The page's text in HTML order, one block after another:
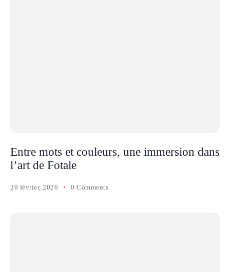
Entre mots et couleurs, une immersion dans
l’art de Fotale
20 février, 2026 0 Comments